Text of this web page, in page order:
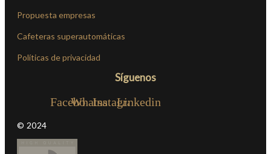
Propuesta empresas
Cafeteras superautomáticas
Políticas de privacidad
Síguenos
Facebook
Whatsapp
Instagram
Linkedin
© 2024